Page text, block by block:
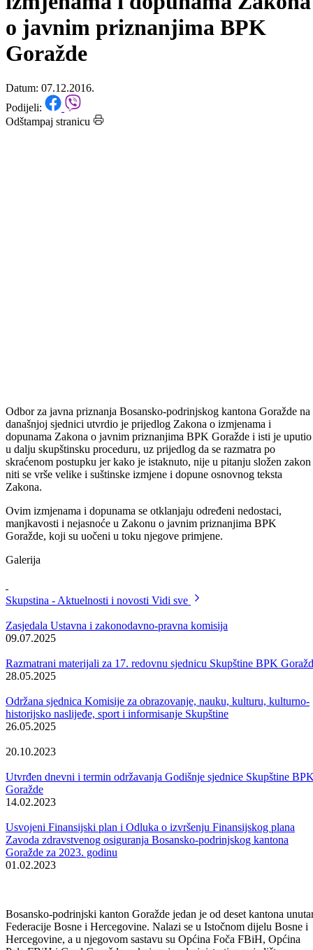
Utvrđen prijedlog Zakona o
izmjenama i dopunama Zakona
o javnim priznanjima BPK
Goražde
Datum: 07.12.2016.
današnjoj sjednici utvrdio je prijedlog Zakona o izmjenama i
dopunama Zakona o javnim priznanjima BPK Goražde i isti je uputio
u dalju skupštinsku proceduru, uz prijedlog da se razmatra po
skraćenom postupku jer kako je istaknuto, nije u pitanju složen zakon
Ovim izmjenama i dopunama se otklanjaju određeni nedostaci,
manjkavosti i nejasnoće u Zakonu o javnim priznanjima BPK
Goražde, koji su uočeni u toku njegove primjene.